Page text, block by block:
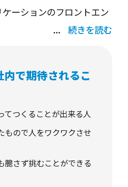
ーションのフロントエン
術的アプローチによる提
による体験の検証、コン
、実装までプロジェクト全
ただける方を募集してい
Unityでの開発が主となっ
続きを読む
内で期待されるこ
てつくることが出来る人
もので人をワクワクさせ
臆さず挑むことができる